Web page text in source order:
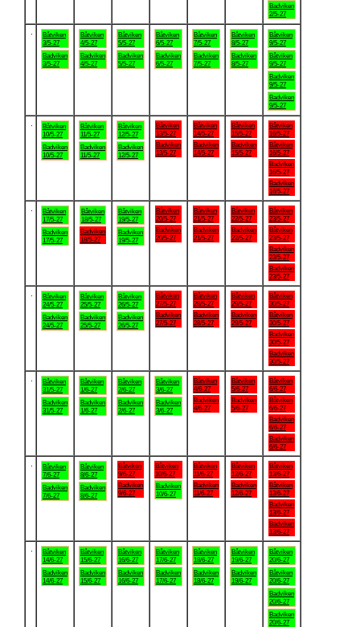
Badviken
2/5-27
Båtviken
3/5-27
Badviken
3/5-27
Båtviken
4/5-27
Badviken
4/5-27
Båtviken
5/5-27
Badviken
5/5-27
Båtviken
6/5-27
Badviken
6/5-27
Båtviken
7/5-27
Badviken
7/5-27
Båtviken
8/5-27
Badviken
8/5-27
Båtviken
9/5-27
Båtviken
9/5-27
Badviken
9/5-27
Badviken
9/5-27
Båtviken
10/5-27
Badviken
10/5-27
Båtviken
11/5-27
Badviken
11/5-27
Båtviken
12/5-27
Badviken
12/5-27
Båtviken
13/5-27
Badviken
13/5-27
Båtviken
14/5-27
Badviken
14/5-27
Båtviken
15/5-27
Badviken
15/5-27
Båtviken
16/5-27
Båtviken
16/5-27
Badviken
16/5-27
Badviken
16/5-27
Båtviken
17/5-27
Badviken
17/5-27
Båtviken
18/5-27
Badviken
18/5-27
Båtviken
19/5-27
Badviken
19/5-27
Båtviken
20/5-27
Badviken
20/5-27
Båtviken
21/5-27
Badviken
21/5-27
Båtviken
22/5-27
Badviken
22/5-27
Båtviken
23/5-27
Båtviken
23/5-27
Badviken
23/5-27
Badviken
23/5-27
Båtviken
24/5-27
Badviken
24/5-27
Båtviken
25/5-27
Badviken
25/5-27
Båtviken
26/5-27
Badviken
26/5-27
Båtviken
27/5-27
Badviken
27/5-27
Båtviken
28/5-27
Badviken
28/5-27
Båtviken
29/5-27
Badviken
29/5-27
Båtviken
30/5-27
Båtviken
30/5-27
Badviken
30/5-27
Badviken
30/5-27
Båtviken
31/5-27
Badviken
31/5-27
Båtviken
1/6-27
Badviken
1/6-27
Båtviken
2/6-27
Badviken
2/6-27
Båtviken
3/6-27
Badviken
3/6-27
Båtviken
4/6-27
Badviken
4/6-27
Båtviken
5/6-27
Badviken
5/6-27
Båtviken
6/6-27
Båtviken
6/6-27
Badviken
6/6-27
Badviken
6/6-27
Båtviken
7/6-27
Badviken
7/6-27
Båtviken
8/6-27
Badviken
8/6-27
Båtviken
9/6-27
Badviken
9/6-27
Båtviken
10/6-27
Badviken
10/6-27
Båtviken
11/6-27
Badviken
11/6-27
Båtviken
12/6-27
Badviken
12/6-27
Båtviken
13/6-27
Båtviken
13/6-27
Badviken
13/6-27
Badviken
13/6-27
Båtviken
14/6-27
Badviken
14/6-27
Båtviken
15/6-27
Badviken
15/6-27
Båtviken
16/6-27
Badviken
16/6-27
Båtviken
17/6-27
Badviken
17/6-27
Båtviken
18/6-27
Badviken
18/6-27
Båtviken
19/6-27
Badviken
19/6-27
Båtviken
20/6-27
Båtviken
20/6-27
Badviken
20/6-27
Badviken
20/6-27